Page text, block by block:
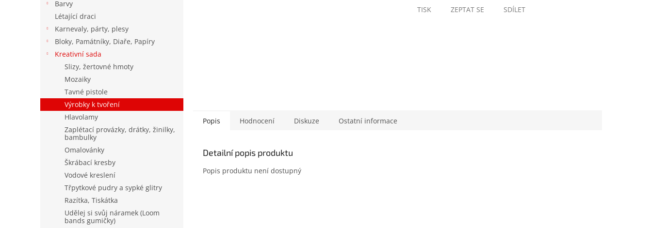
Barvy
Létající draci
Karnevaly, párty, plesy
Bloky, Památníky, Diaře, Papíry
Kreativní sada
Slizy, žertovné hmoty
Mozaiky
Tavné pistole
Výrobky k tvoření
Hlavolamy
Zaplétací provázky, drátky, žinilky,
bambulky
Omalovánky
Škrábací kresby
Vodové kreslení
Třpytkové pudry a sypké glitry
Razítka, Tiskátka
Udělej si svůj náramek (Loom
bands gumičky)
TISK ZEPTAT SE SDÍLET
Popis Hodnocení Diskuze Ostatní informace
Detailní popis produktu
Popis produktu není dostupný